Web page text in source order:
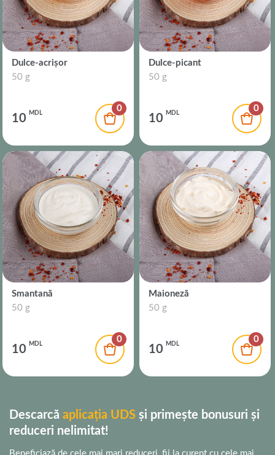
Dulce-acrișor
50 g
10 MDL 0
Dulce-picant
50 g
10 MDL 0
Smantană
50 g
10 MDL 0
Maioneză
50 g
10 MDL 0
Descarcă aplicația UDS și primește bonusuri și
reduceri nelimitat!